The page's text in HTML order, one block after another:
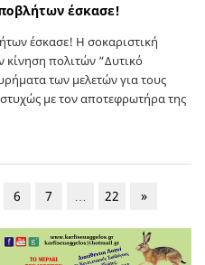
έσκασε!
έσκασε! H σοκαριστική
πολιτών “Δυτικό
των μελετών για τους
με τον αποτεφρωτήρα της
6 7 … 22 »